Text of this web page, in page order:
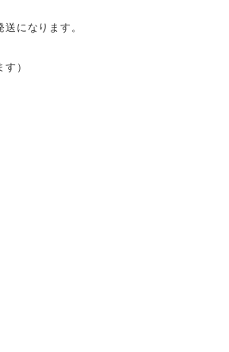
になります。
）